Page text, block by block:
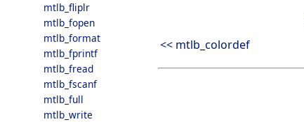
mtlb_fliplr
mtlb_fopen
mtlb_format
mtlb_fprintf
mtlb_fread
mtlb_fscanf
mtlb_full
mtlb_write
<< mtlb_colordef